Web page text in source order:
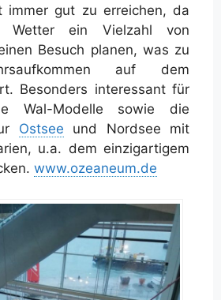
immer gut zu erreichen, da
Wetter ein Vielzahl von
Besuch planen, was zu
auf dem
Besonders interessant für
Wal-Modelle sowie die
Ostsee und Nordsee mit
u.a. dem einzigartigem
www.ozeaneum.de